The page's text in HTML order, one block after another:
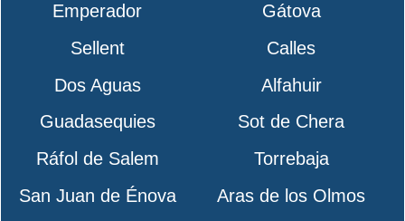
Emperador
Gátova
Sellent
Calles
Dos Aguas
Alfahuir
Guadasequies
Sot de Chera
Ráfol de Salem
Torrebaja
San Juan de Énova
Aras de los Olmos